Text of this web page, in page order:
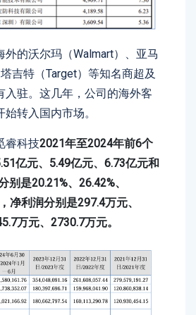
外的沃尔玛（Walmart）、亚马
吉特（Target）等知名商超及
入驻。这几年，公司的海外客
转入国内市场。
睿科技2021年至2024年前6个
亿元、5.49亿元、6.73亿元和
别是20.21%、26.42%、
净利润分别是297.4万元、
万元、2730.7万元。